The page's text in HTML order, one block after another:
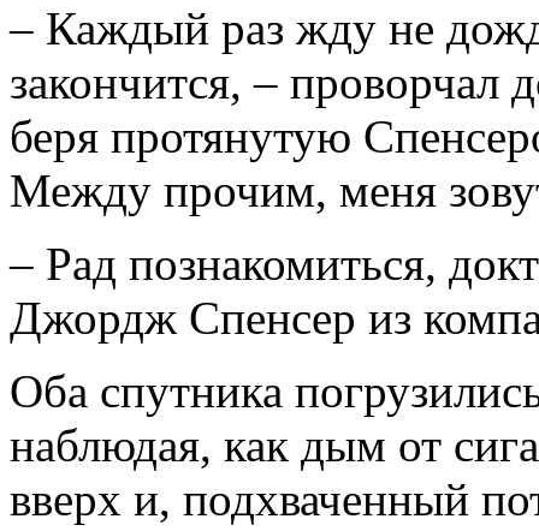
– Каждый раз жду не
закончится, – проворчал
беря протянутую
Между прочим, меня
– Рад познакомиться,
Джордж Спенсер из
Оба спутника
наблюдая, как дым от
вверх и, подхваченный